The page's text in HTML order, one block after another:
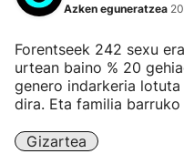
Azken eguneratzea
Forentseek 242 sexu
urtean baino % 20
genero indarkeria
dira. Eta familia barruko
Gizartea